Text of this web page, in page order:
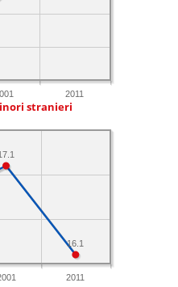
2011
stranieri
2011
16.1